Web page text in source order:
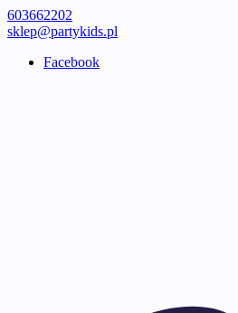
603662202
sklep@partykids.pl
Facebook